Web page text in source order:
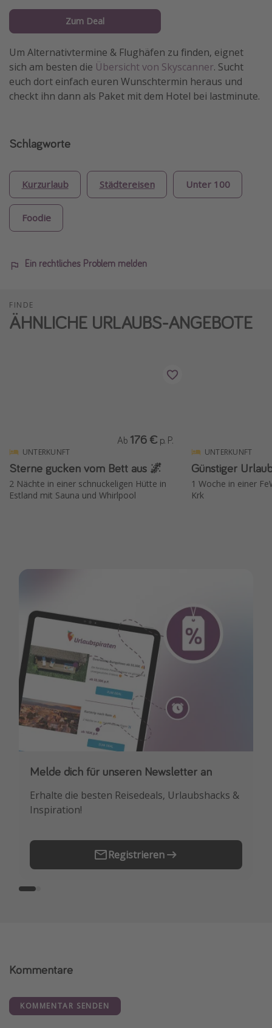
Zum Deal
Um Alternativtermine & Flughäfen zu finden, eignet
sich am besten die Übersicht von Skyscanner. Sucht
euch dort einfach euren Wunschtermin heraus und
checkt ihn dann als Paket mit dem Hotel bei lastminute.
Schlagworte
Kurzurlaub Städtereisen Unter 100
Foodie
Ein rechtliches Problem melden
FINDE
ÄHNLICHE URLAUBS-ANGEBOTE
UNTERKUNFT
Sterne gucken vom Bett aus 🌌
2 Nächte in einer schnuckeligen Hütte in
Estland mit Sauna und Whirlpool
Ab 176 € p. P.
UNTERKUNFT
Günstiger
1 Woche in einer
Krk
Melde dich für unseren Newsletter an
Erhalte die besten Reisedeals, Urlaubshacks &
Inspiration!
Registrieren
Downloade unsere App
Buche die besten Reiseschnäppchen als
Erstes.
Kommentare
KOMMENTAR SENDEN